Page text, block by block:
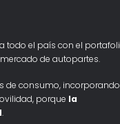
todo el país con el
de autopartes.
de consumo, incorporando
porque la
.